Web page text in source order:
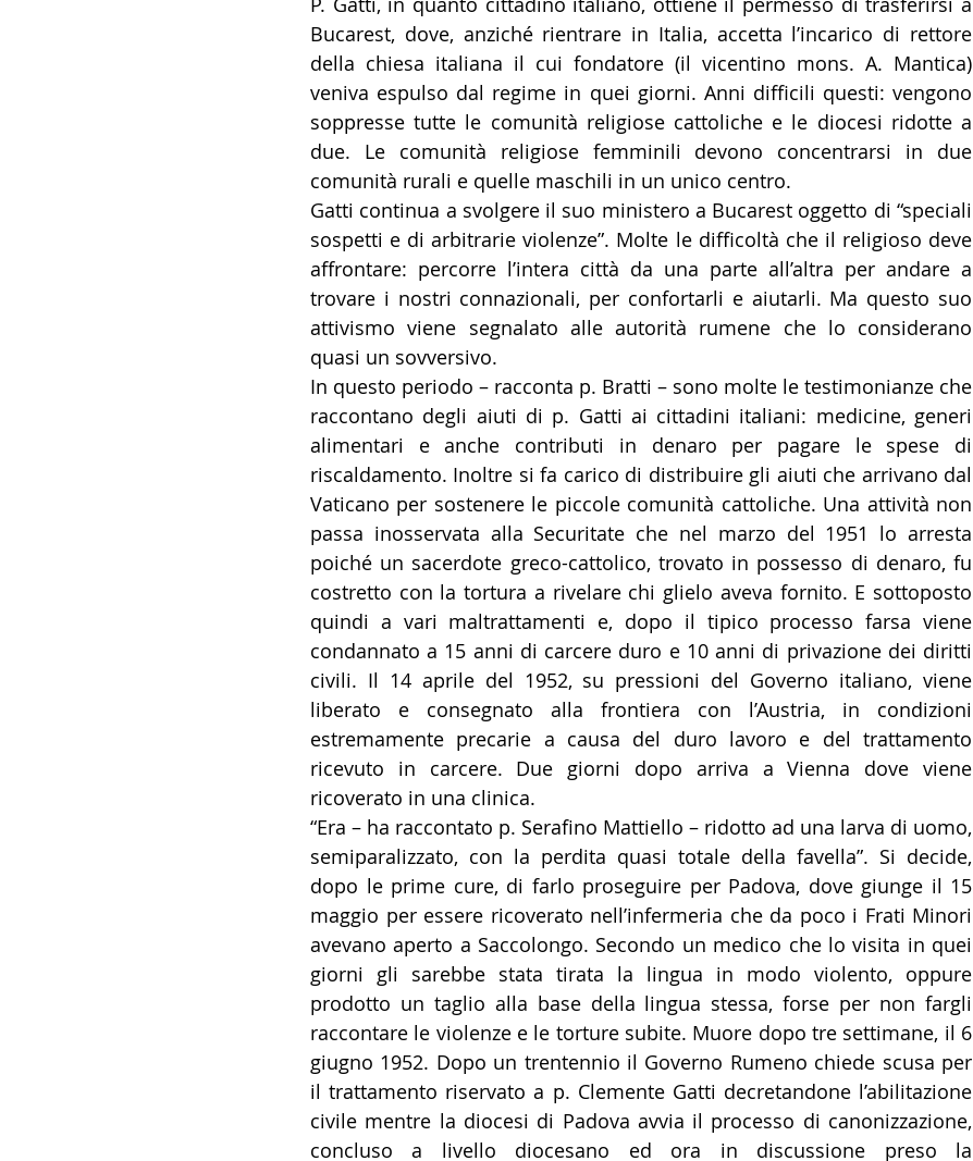
Bucarest, dove, anziché rientrare in Italia, accetta l’incarico di rettore
della chiesa italiana il cui fondatore (il vicentino mons. A. Mantica)
veniva espulso dal regime in quei giorni. Anni difficili questi: vengono
soppresse tutte le comunità religiose cattoliche e le diocesi ridotte a
due. Le comunità religiose femminili devono concentrarsi in due
comunità rurali e quelle maschili in un unico centro.
Gatti continua a svolgere il suo ministero a Bucarest oggetto di “speciali
sospetti e di arbitrarie violenze”. Molte le difficoltà che il religioso deve
affrontare: percorre l’intera città da una parte all’altra per andare a
trovare i nostri connazionali, per confortarli e aiutarli. Ma questo suo
attivismo viene segnalato alle autorità rumene che lo considerano
quasi un sovversivo.
In questo periodo – racconta p. Bratti – sono molte le testimonianze che
raccontano degli aiuti di p. Gatti ai cittadini italiani: medicine, generi
alimentari e anche contributi in denaro per pagare le spese di
riscaldamento. Inoltre si fa carico di distribuire gli aiuti che arrivano dal
Vaticano per sostenere le piccole comunità cattoliche. Una attività non
passa inosservata alla Securitate che nel marzo del 1951 lo arresta
poiché un sacerdote greco-cattolico, trovato in possesso di denaro, fu
costretto con la tortura a rivelare chi glielo aveva fornito. E sottoposto
quindi a vari maltrattamenti e, dopo il tipico processo farsa viene
condannato a 15 anni di carcere duro e 10 anni di privazione dei diritti
civili. Il 14 aprile del 1952, su pressioni del Governo italiano, viene
liberato e consegnato alla frontiera con l’Austria, in condizioni
estremamente precarie a causa del duro lavoro e del trattamento
ricevuto in carcere. Due giorni dopo arriva a Vienna dove viene
ricoverato in una clinica.
“Era – ha raccontato p. Serafino Mattiello – ridotto ad una larva di uomo,
semiparalizzato, con la perdita quasi totale della favella”. Si decide,
dopo le prime cure, di farlo proseguire per Padova, dove giunge il 15
maggio per essere ricoverato nell’infermeria che da poco i Frati Minori
avevano aperto a Saccolongo. Secondo un medico che lo visita in quei
giorni gli sarebbe stata tirata la lingua in modo violento, oppure
prodotto un taglio alla base della lingua stessa, forse per non fargli
raccontare le violenze e le torture subite. Muore dopo tre settimane, il 6
giugno 1952. Dopo un trentennio il Governo Rumeno chiede scusa per
il trattamento riservato a p. Clemente Gatti decretandone l’abilitazione
civile mentre la diocesi di Padova avvia il processo di canonizzazione,
concluso a livello diocesano ed ora in discussione preso la